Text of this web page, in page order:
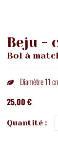
Beju -
Bol à
Diamètre 11
25,00 €
Quantité :